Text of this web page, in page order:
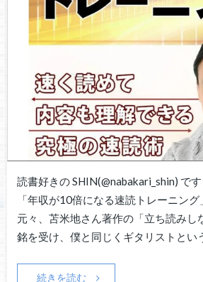
読書好きの SHIN(@nabakari_shin) で
「年収が10倍になる速読トレーニング
元々、苫米地さん著作の「立ち読みし
銘を受け、僕と同じくギタリストとい
続きを読む